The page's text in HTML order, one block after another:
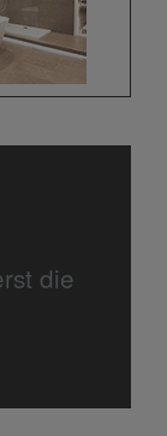
die